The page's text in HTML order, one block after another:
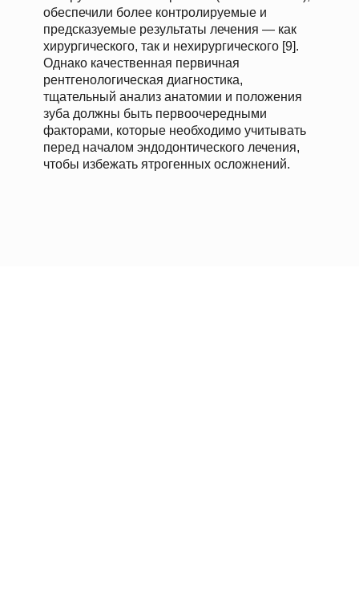
обеспечили более контролируемые и
предсказуемые результаты лечения — как
хирургического, так и нехирургического [9].
Однако качественная первичная
рентгенологическая диагностика,
тщательный анализ анатомии и положения
зуба должны быть первоочередными
факторами, которые необходимо учитывать
перед началом эндодонтического лечения,
чтобы избежать ятрогенных осложнений.